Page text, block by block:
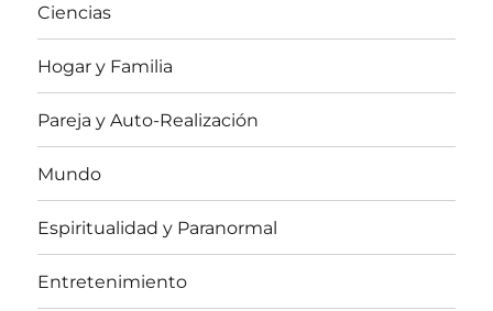
Ciencias
Hogar y Familia
Pareja y Auto-Realización
Mundo
Espiritualidad y Paranormal
Entretenimiento